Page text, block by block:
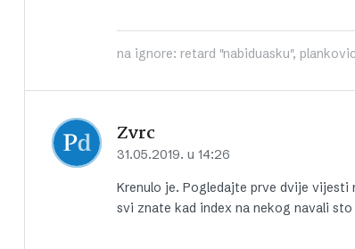
na ignore: retard "nabiduasku",
Zvrc
31.05.2019. u 14:26
Krenulo je. Pogledajte prve dvije vijesti
svi znate kad index na nekog navali sto